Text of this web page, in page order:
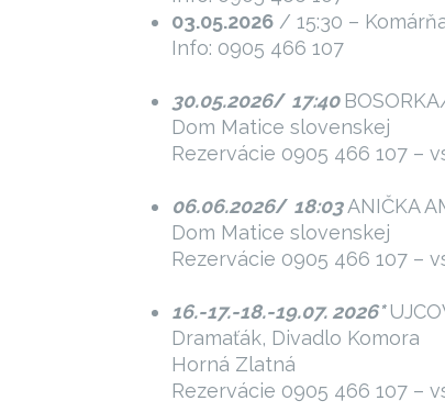
03.05.2026 / 15:30 –
Info: 0905 466 107
30.05.2026/ 17:40
Dom Matice slovenskej
Rezervácie 0905 466 107 –
06.06.2026/ 18:03ANIČKA
Dom Matice slovenskej
Rezervácie 0905 466 107 –
16.-17.-18.-19.07. 2026*
Dramaťák, Divadlo Komora
Horná Zlatná
Rezervácie 0905 466 107 –